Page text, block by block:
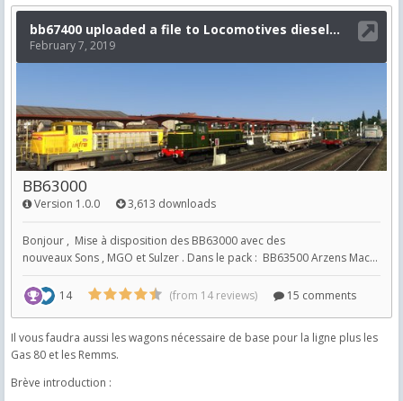
Il vous faudra aussi les wagons nécessaire de base pour la ligne plus les
Gas 80 et les Remms.
Brève introduction :